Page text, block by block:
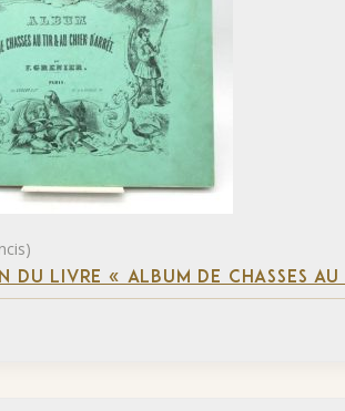
DU LIVRE « ALBUM DE CHASSES